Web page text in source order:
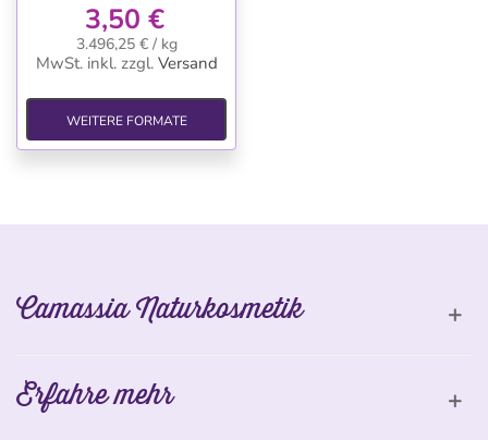
3,50 €
3.496,25 € / kg
MwSt. inkl. zzgl. Versand
WEITERE FORMATE
Camassia Naturkosmetik
Erfahre mehr